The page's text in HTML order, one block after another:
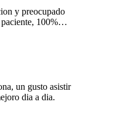
y preocupado
100%
un gusto asistir
dia a dia.